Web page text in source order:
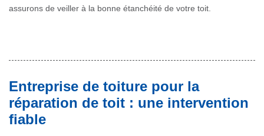
assurons de veiller à la bonne étanchéité de votre toit.
Entreprise de toiture pour la
réparation de toit : une intervention
fiable